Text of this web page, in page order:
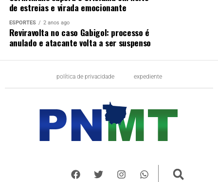
de estreias e virada emocionante
ESPORTES 2 anos ago
Reviravolta no caso Gabigol: processo é
anulado e atacante volta a ser suspenso
política de privacidade expediente